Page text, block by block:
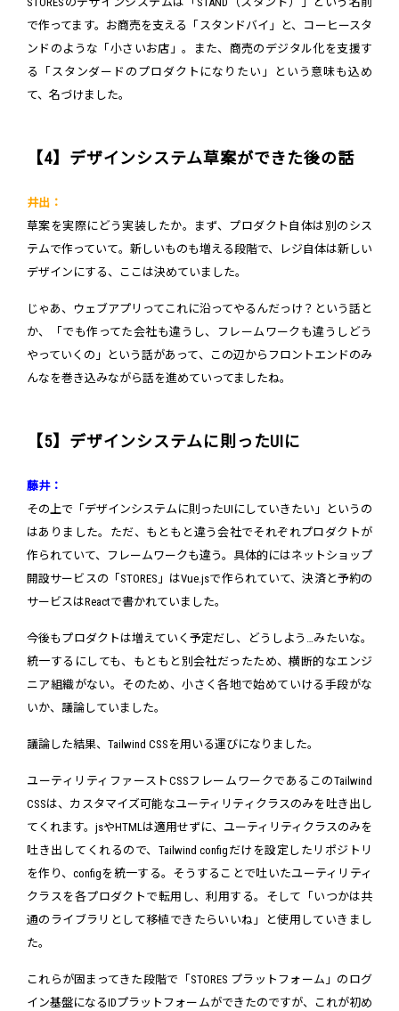
で作ってます。お商売を支える「スタンドバイ」と、コーヒースタ
ンドのような「小さいお店」。また、商売のデジタル化を支援す
る「スタンダードのプロダクトになりたい」という意味も込め
て、名づけました。
【4】デザインシステム草案ができた後の話
井出：
草案を実際にどう実装したか。まず、プロダクト自体は別のシス
テムで作っていて。新しいものも増える段階で、レジ自体は新しい
デザインにする、ここは決めていました。
じゃあ、ウェブアプリってこれに沿ってやるんだっけ？という話と
か、「でも作ってた会社も違うし、フレームワークも違うしどう
やっていくの」という話があって、この辺からフロントエンドのみ
んなを巻き込みながら話を進めていってましたね。
【5】デザインシステムに則ったUIに
藤井：
その上で「デザインシステムに則ったUIにしていきたい」というの
はありました。ただ、もともと違う会社でそれぞれプロダクトが
作られていて、フレームワークも違う。具体的にはネットショップ
開設サービスの「STORES」はVue.jsで作られていて、決済と予約の
サービスはReactで書かれていました。
今後もプロダクトは増えていく予定だし、どうしよう…みたいな。
統一するにしても、もともと別会社だったため、横断的なエンジ
ニア組織がない。そのため、小さく各地で始めていける手段がな
いか、議論していました。
議論した結果、Tailwind CSSを用いる運びになりました。
ユーティリティファーストCSSフレームワークであるこのTailwind
CSSは、カスタマイズ可能なユーティリティクラスのみを吐き出し
てくれます。jsやHTMLは適用せずに、ユーティリティクラスのみを
吐き出してくれるので、Tailwind configだけを設定したリポジトリ
を作り、configを統一する。そうすることで吐いたユーティリティ
クラスを各プロダクトで転用し、利用する。そして「いつかは共
通のライブラリとして移植できたらいいね」と使用していきまし
た。
これらが固まってきた段階で「STORES プラットフォーム」のログ
イン基盤になるIDプラットフォームができたのですが、これが初め